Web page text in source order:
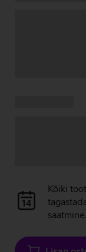
Andmete
laadimine
Kõiki
saatmine.